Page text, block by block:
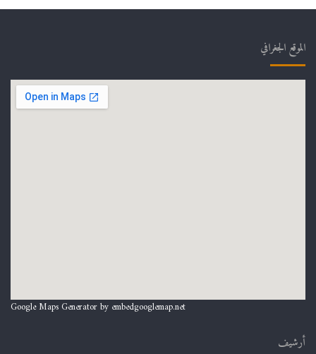
الموقع الجغرافي
Google Maps Generator by embedgooglemap.net
أرشيف